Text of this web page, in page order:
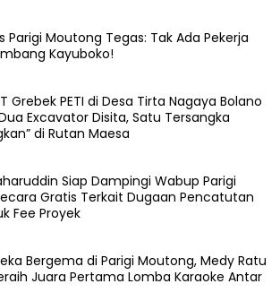
Parigi Moutong Tegas: Tak Ada Pekerja
Kayuboko!
Grebek PETI di Desa Tirta Nagaya Bolano
Excavator Disita, Satu Tersangka
di Rutan Maesa
Siap Dampingi Wabup Parigi
Gratis Terkait Dugaan Pencatutan
Fee Proyek
Bergema di Parigi Moutong, Medy Ratu
Juara Pertama Lomba Karaoke Antar